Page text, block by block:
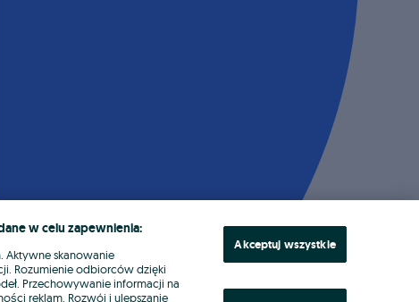
w celu zapewnienia:
Aktywne skanowanie
Rozumienie odbiorców dzięki
Przechowywanie informacji na
reklam. Rozwój i ulepszanie
Akceptuj wszystkie